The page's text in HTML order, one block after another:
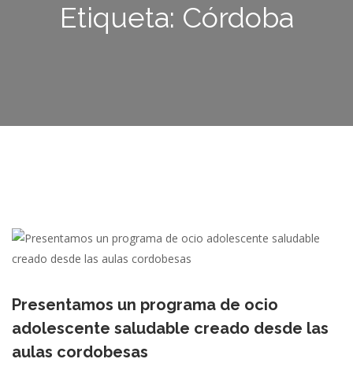
Etiqueta: Córdoba
Presentamos un programa de ocio
adolescente saludable creado desde las
aulas cordobesas